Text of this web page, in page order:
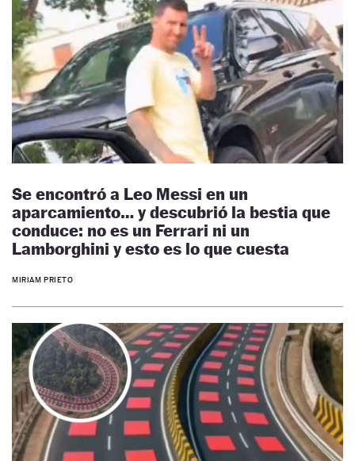
Se encontró a Leo Messi en un
aparcamiento… y descubrió la bestia que
conduce: no es un Ferrari ni un
Lamborghini y esto es lo que cuesta
MIRIAM PRIETO